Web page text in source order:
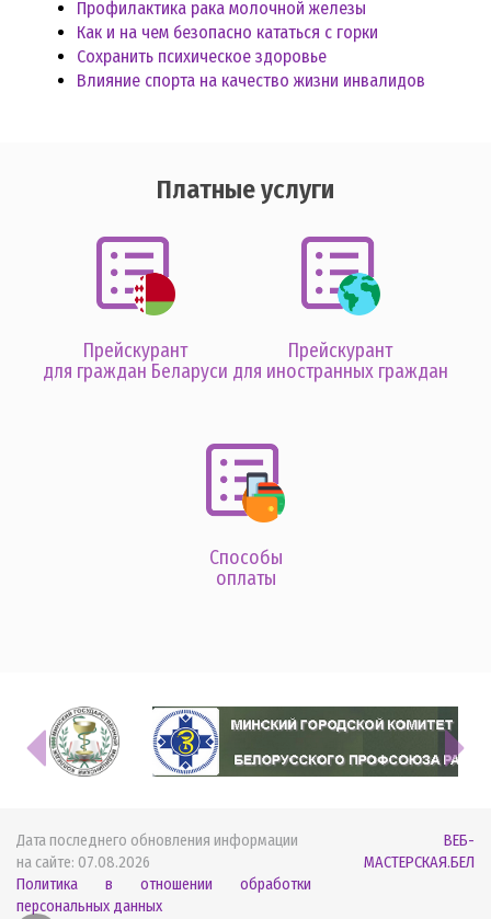
Профилактика рака молочной железы
Как и на чем безопасно кататься с горки
Сохранить психическое здоровье
Влияние спорта на качество жизни инвалидов
Платные услуги
Прейскурант
для граждан Беларуси
Прейскурант
для иностранных граждан
Способы
оплаты
Дата последнего обновления информации
на сайте: 07.08.2026
Политика в отношении обработки
персональных данных
ВЕБ-
МАСТЕРСКАЯ.БЕЛ